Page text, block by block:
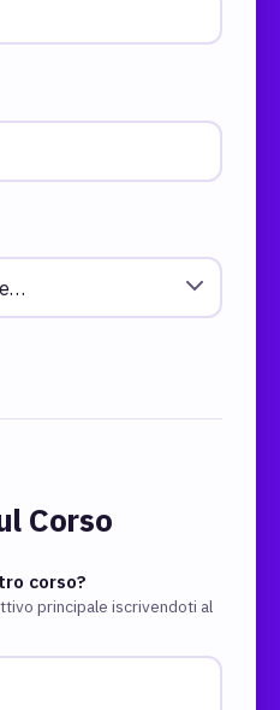
Corso
corso?
principale iscrivendoti al